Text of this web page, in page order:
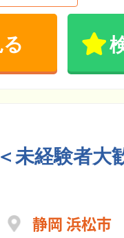
未経験者大
静岡 浜松市